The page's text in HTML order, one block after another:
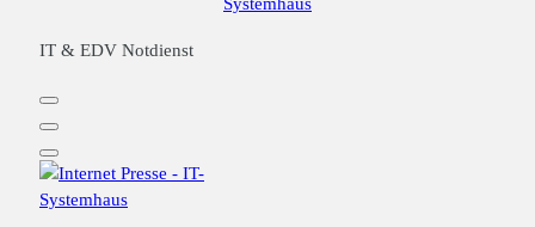
IT & EDV Notdienst